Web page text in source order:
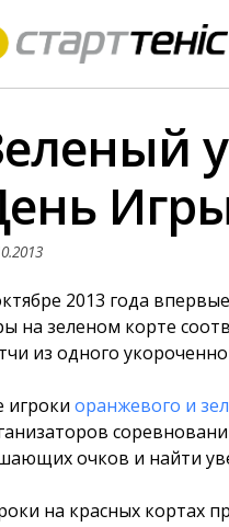
2013 года
на зеленом корте
из одного
игроки оранжевого и
очков и найти
на красных кортах